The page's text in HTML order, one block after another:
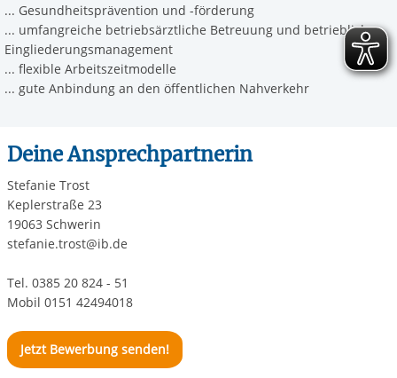
... Gesundheitsprävention und -förderung
... umfangreiche betriebsärztliche Betreuung und betriebliches
Eingliederungsmanagement
... flexible Arbeitszeitmodelle
... gute Anbindung an den öffentlichen Nahverkehr
Deine Ansprechpartnerin
Stefanie Trost
Keplerstraße 23
19063 Schwerin
stefanie.trost@ib.de
Tel. 0385 20 824 - 51
Mobil 0151 42494018
Jetzt Bewerbung senden!